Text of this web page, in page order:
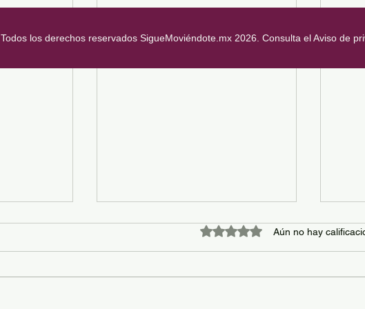
Obtuvo 0 de 5 estrellas.
Aún no hay
Todos los derechos reservados SigueMoviéndote.mx 2026. Consulta el Aviso de